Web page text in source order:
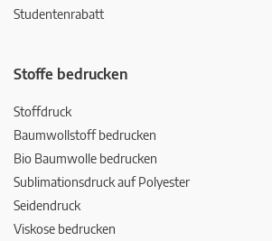
Studentenrabatt
Stoffe bedrucken
Stoffdruck
Baumwollstoff bedrucken
Bio Baumwolle bedrucken
Sublimationsdruck auf Polyester
Seidendruck
Viskose bedrucken